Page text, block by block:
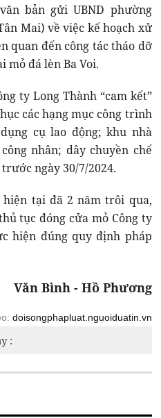
bản gửi UBND phường
Mai) về việc kế hoạch xử
quan đến công tác tháo dỡ
mỏ đá lèn Ba Voi.
ty Long Thành “cam kết”
các hạng mục công trình
cụ lao động; khu nhà
nhân; dây chuyền chế
ngày 30/7/2024.
tại đã 2 năm trôi qua,
tục đóng cửa mỏ Công ty
hiện đúng quy định pháp
Văn Bình - Hồ Phương
doisongphapluat.nguoiduatin.vn
: